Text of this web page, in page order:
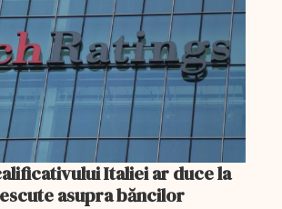
Italiei ar duce la
asupra băncilor